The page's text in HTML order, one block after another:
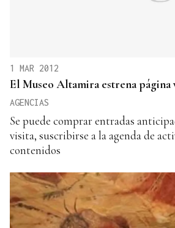
1 MAR 2012
El Museo Altamira estrena página
AGENCIAS
Se puede comprar entradas
visita, suscribirse a la agenda de
contenidos